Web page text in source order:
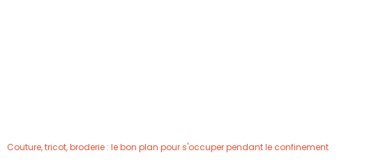
Couture, tricot, broderie : le bon plan pour s'occuper pendant le confinement